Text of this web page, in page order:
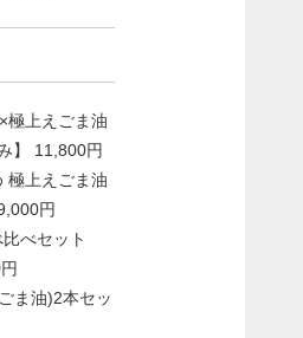
極上えごま油
】 11,800円
極上えごま油
円
べセット
ま油)2本セッ